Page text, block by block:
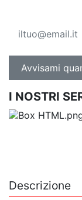
I NOSTRI
Descrizione